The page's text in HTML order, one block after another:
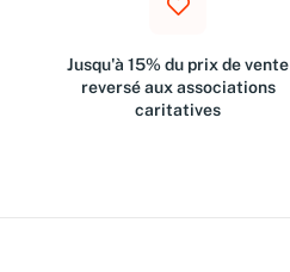
Jusqu'à 15% du prix de vente
reversé aux associations
caritatives